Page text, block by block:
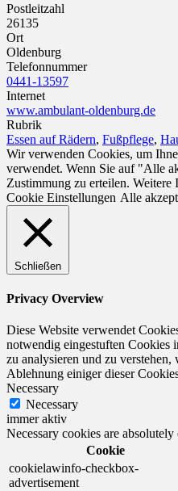
Postleitzahl
26135
Ort
Oldenburg
Telefonnummer
0441-13597
Internet
www.ambulant-oldenburg.de
Rubrik
Essen auf Rädern, Fußpflege,
Wir verwenden Cookies, um
verwendet. Wenn Sie auf "Alle
Zustimmung zu erteilen. Weitere
Cookie Einstellungen Alle
Schließen
Privacy Overview
Diese Website verwendet
notwendig eingestuften Cookies
zu analysieren und zu
Ablehnung einiger dieser
Necessary
Necessary
immer aktiv
Necessary cookies are
Cookie
cookielawinfo-checkbox-
advertisement